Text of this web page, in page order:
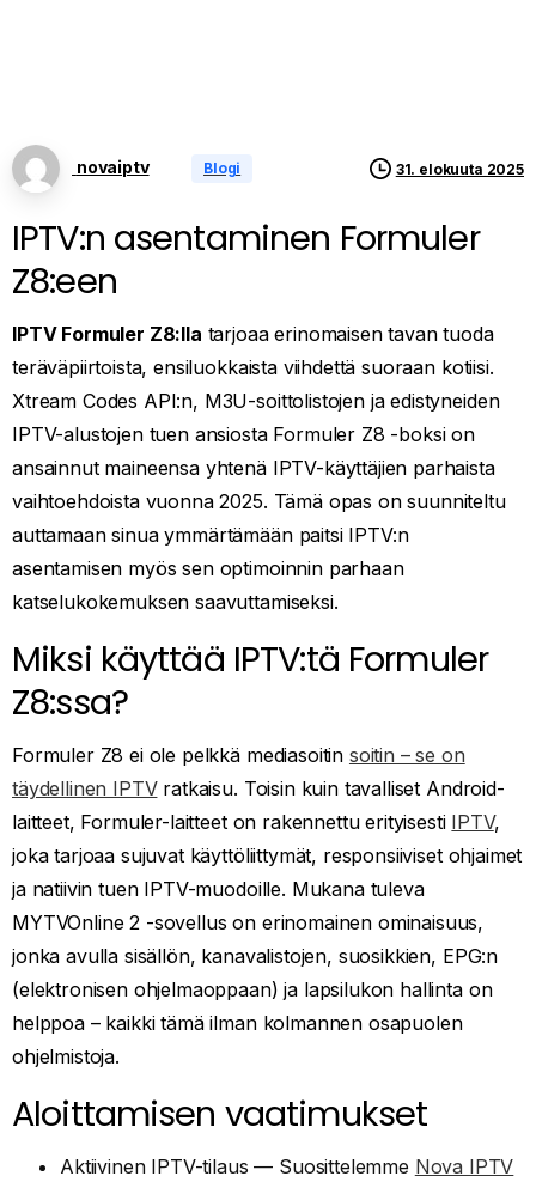
novaiptv Blogi 31. elokuuta 2025
IPTV:n asentaminen Formuler
Z8:een
IPTV Formuler Z8:lla tarjoaa erinomaisen tavan tuoda
teräväpiirtoista, ensiluokkaista viihdettä suoraan kotiisi.
Xtream Codes API:n, M3U-soittolistojen ja edistyneiden
IPTV-alustojen tuen ansiosta Formuler Z8 -boksi on
ansainnut maineensa yhtenä IPTV-käyttäjien parhaista
vaihtoehdoista vuonna 2025. Tämä opas on suunniteltu
auttamaan sinua ymmärtämään paitsi IPTV:n
asentamisen myös sen optimoinnin parhaan
katselukokemuksen saavuttamiseksi.
Miksi käyttää IPTV:tä Formuler
Z8:ssa?
Formuler Z8 ei ole pelkkä mediasoitin soitin – se on
täydellinen IPTVratkaisu. Toisin kuin tavalliset Android-
laitteet, Formuler-laitteet on rakennettu erityisesti IPTV,
joka tarjoaa sujuvat käyttöliittymät, responsiiviset ohjaimet
ja natiivin tuen IPTV-muodoille. Mukana tuleva
MYTVOnline 2 -sovellus on erinomainen ominaisuus,
jonka avulla sisällön, kanavalistojen, suosikkien, EPG:n
(elektronisen ohjelmaoppaan) ja lapsilukon hallinta on
helppoa – kaikki tämä ilman kolmannen osapuolen
ohjelmistoja.
Aloittamisen vaatimukset
Aktiivinen IPTV-tilaus — Suosittelemme Nova IPTV